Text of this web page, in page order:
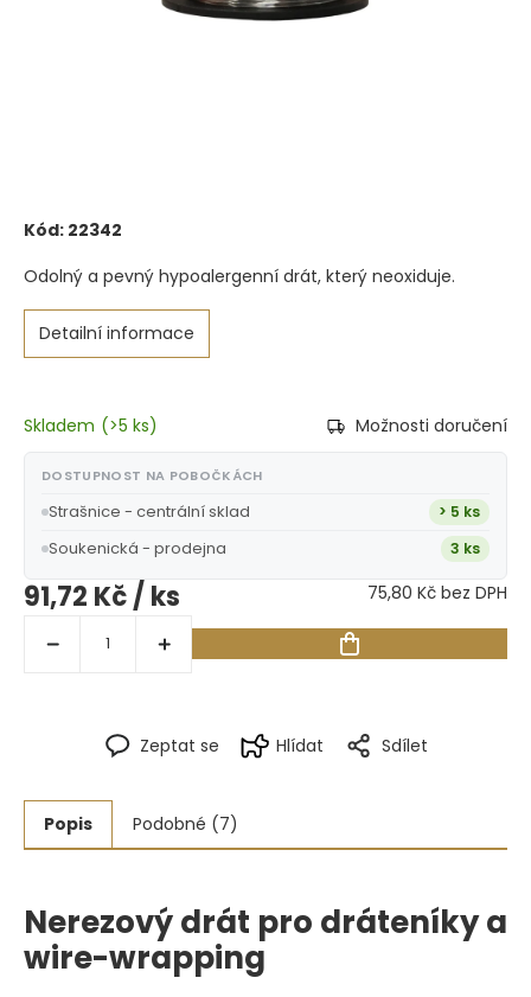
Kód: 22342
Odolný a pevný hypoalergenní drát, který neoxiduje.
Detailní informace
Zeptat se Hlídat Sdílet
Skladem (>5 ks) Možnosti doručení
DOSTUPNOST NA POBOČKÁCH
Strašnice - centrální sklad > 5 ks
Soukenická - prodejna 3 ks
91,72 Kč/ ks 75,80 Kč bez DPH
Popis Podobné (7)
Nerezový drát pro dráteníky a
wire-wrapping